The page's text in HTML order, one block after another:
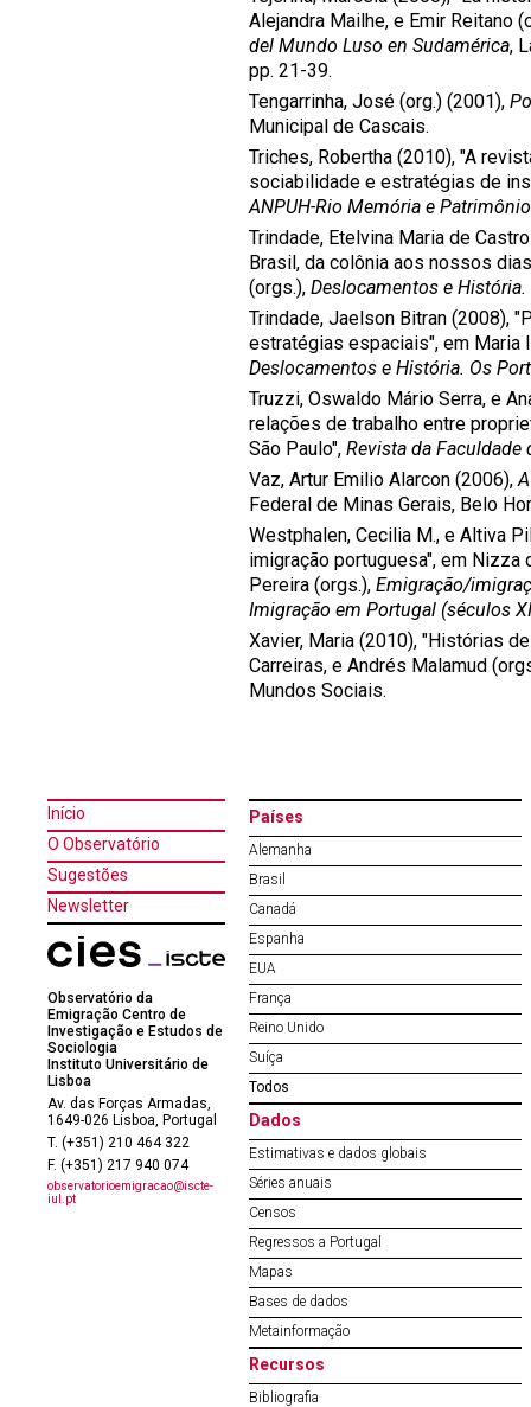
Alejandra Mailhe, e Emir Reitano
del Mundo Luso en Sudamérica,
pp. 21-39.
Tengarrinha, José (org.) (2001),
Municipal de Cascais.
Triches, Robertha (2010), "A
sociabilidade e estratégias de
ANPUH-Rio Memória e Patrimônio
Trindade, Etelvina Maria de
Brasil, da colônia aos nossos
(orgs.), Deslocamentos e
Trindade, Jaelson Bitran (2008),
estratégias espaciais", em Maria
Deslocamentos e História. Os
Truzzi, Oswaldo Mário Serra, e
relações de trabalho entre
São Paulo", Revista da Faculdade
Vaz, Artur Emilio Alarcon (2006),
Federal de Minas Gerais, Belo
Westphalen, Cecilia M., e Altiva
imigração portuguesa", em Nizza
Pereira (orgs.), Emigração/
Imigração em Portugal (séculos
Xavier, Maria (2010), "Histórias
Carreiras, e Andrés Malamud
Mundos Sociais.
Início
O Observatório
Sugestões
Newsletter
Observatório da
Emigração Centro de
Investigação e Estudos de
Sociologia
Instituto Universitário de
Lisboa
Av. das Forças Armadas,
1649-026 Lisboa, Portugal
T. (+351) 210 464 322
F. (+351) 217 940 074
observatorioemigracao@iscte-
iul.pt
Países
Alemanha
Brasil
Canadá
Espanha
EUA
França
Reino Unido
Suíça
Todos
Dados
Estimativas e dados globais
Séries anuais
Censos
Regressos a Portugal
Mapas
Bases de dados
Metainformação
Recursos
Bibliografia